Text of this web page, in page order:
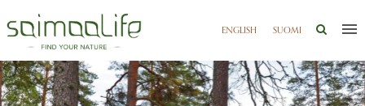
ENGLISH SUOMI